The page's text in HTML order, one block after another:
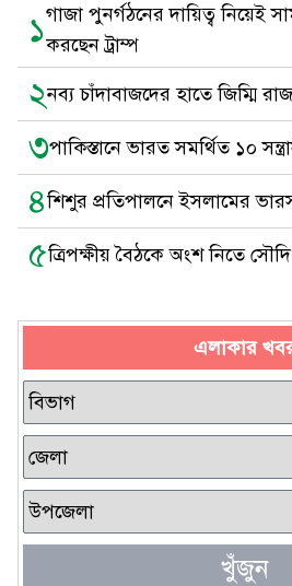
১গাজা পুনর্গঠনের দায়িত্ব নিয়েই
করছেন ট্রাম্প
২নব্য চাঁদাবাজদের হাতে জিম্মি
৩পাকিস্তানে ভারত সমর্থিত ১০
৪শিশুর প্রতিপালনে ইসলামের
৫ত্রিপক্ষীয় বৈঠকে অংশ নিতে
এলাকার
খুঁজুন